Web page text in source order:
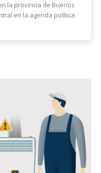
la provincia de Buenos
en la agenda política.